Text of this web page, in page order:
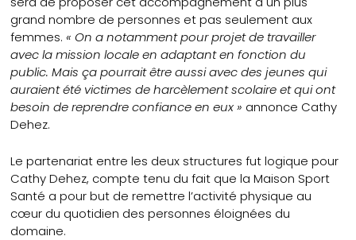
grand nombre de personnes et pas seulement aux
femmes.« On a notamment pour projet de travailler
avec la mission locale en adaptant en fonction du
public. Mais ça pourrait être aussi avec des jeunes qui
auraient été victimes de harcèlement scolaire et qui ont
besoin de reprendre confiance en eux » annonce Cathy
Dehez.
Le partenariat entre les deux structures fut logique pour
Cathy Dehez, compte tenu du fait que la Maison Sport
Santé a pour but de remettre l’activité physique au
cœur du quotidien des personnes éloignées du
domaine.